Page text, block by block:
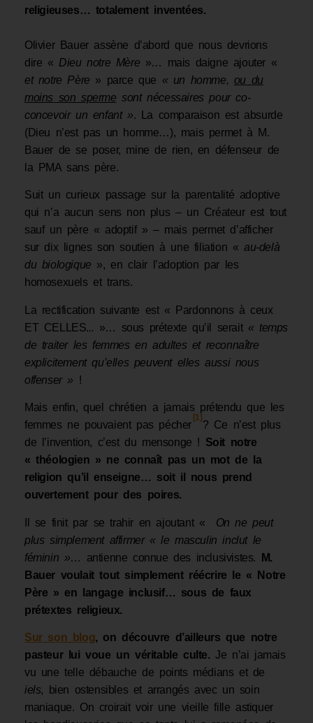
religieuses… totalement inventées.
Olivier Bauer assène d’abord que nous devrions
dire « Dieu notre Mère »… mais daigne ajouter «
et notre Père » parce que « un homme, ou du
moins son sperme sont nécessaires pour co-
concevoir un enfant ». La comparaison est absurde
(Dieu n’est pas un homme…), mais permet à M.
Bauer de se poser, mine de rien, en défenseur de
la PMA sans père.
Suit un curieux passage sur la parentalité adoptive
qui n’a aucun sens non plus – un Créateur est tout
sauf un père « adoptif » – mais permet d’afficher
sur dix lignes son soutien à une filiation «au-delà
du biologique », en clair l’adoption par les
homosexuels et trans.
La rectification suivante est « Pardonnons à ceux
ET CELLES... »… sous prétexte qu’il serait« temps
de traiter les femmes en adultes et reconnaître
explicitement qu’elles peuvent elles aussi nous
offenser » !
Mais enfin, quel chrétien a jamais prétendu que les
femmes ne pouvaient pas pécher
[1]
? Ce n’est plus
de l’invention, c’est du mensonge ! Soit notre
« théologien » ne connaît pas un mot de la
religion qu’il enseigne… soit il nous prend
ouvertement pour des poires.
Il se finit par se trahir en ajoutant « On ne peut
plus simplement affirmer « le masculin inclut le
féminin »… antienne connue des inclusivistes.
M.
Bauer voulait tout simplement réécrire le « Notre
Père » en langage inclusif… sous de faux
prétextes religieux.
Sur son blog, on découvre d’ailleurs que notre
pasteur lui voue un véritable culte. Je n’ai jamais
vu une telle débauche de points médians et de
iels, bien ostensibles et arrangés avec un soin
maniaque. On croirait voir une vieille fille astiquer